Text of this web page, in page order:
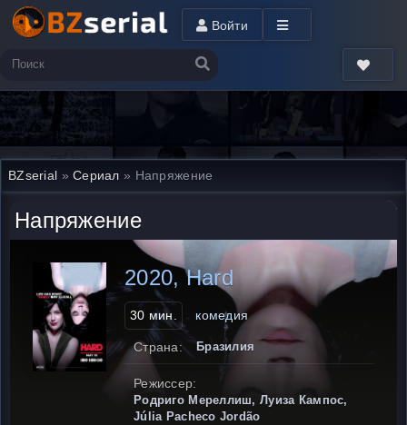
Войти
BZserial »Сериал » Напряжение
Напряжение
2020, Hard
30 мин. комедия
Страна: Бразилия
Режиссер:
Родриго Мереллиш, Луиза Кампос,
Júlia Pacheco Jordão